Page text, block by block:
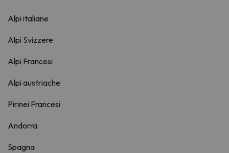
Alpi italiane
Alpi Svizzere
Alpi Francesi
Alpi austriache
Pirinei Francesi
Andorra
Spagna